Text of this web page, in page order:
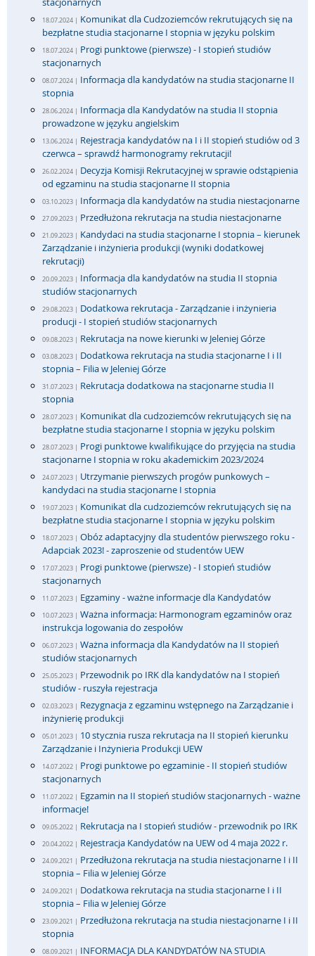
18.07.2024 | Komunikat dla Cudzoziemców rekrutujących się na
bezpłatne studia stacjonarne I stopnia w języku polskim
18.07.2024 | Progi punktowe (pierwsze) - I stopień studiów
stacjonarnych
08.07.2024 | Informacja dla kandydatów na studia stacjonarne II
stopnia
28.06.2024 | Informacja dla Kandydatów na studia II stopnia
prowadzone w języku angielskim
13.06.2024 | Rejestracja kandydatów na I i II stopień studiów od 3
czerwca – sprawdź harmonogramy rekrutacji!
26.02.2024 | Decyzja Komisji Rekrutacyjnej w sprawie odstąpienia
od egzaminu na studia stacjonarne II stopnia
03.10.2023 | Informacja dla kandydatów na studia niestacjonarne
27.09.2023 | Przedłużona rekrutacja na studia niestacjonarne
21.09.2023 | Kandydaci na studia stacjonarne I stopnia – kierunek
Zarządzanie i inżynieria produkcji (wyniki dodatkowej
rekrutacji)
20.09.2023 | Informacja dla kandydatów na studia II stopnia
studiów stacjonarnych
29.08.2023 | Dodatkowa rekrutacja - Zarządzanie i inżynieria
producji - I stopień studiów stacjonarnych
09.08.2023 | Rekrutacja na nowe kierunki w Jeleniej Górze
03.08.2023 | Dodatkowa rekrutacja na studia stacjonarne I i II
stopnia – Filia w Jeleniej Górze
31.07.2023 | Rekrutacja dodatkowa na stacjonarne studia II
stopnia
28.07.2023 | Komunikat dla cudzoziemców rekrutujących się na
bezpłatne studia stacjonarne I stopnia w języku polskim
28.07.2023 | Progi punktowe kwalifikujące do przyjęcia na studia
stacjonarne I stopnia w roku akademickim 2023/2024
24.07.2023 | Utrzymanie pierwszych progów punkowych –
kandydaci na studia stacjonarne I stopnia
19.07.2023 | Komunikat dla cudzoziemców rekrutujących się na
bezpłatne studia stacjonarne I stopnia w języku polskim
18.07.2023 | Obóz adaptacyjny dla studentów pierwszego roku -
Adapciak 2023! - zaproszenie od studentów UEW
17.07.2023 | Progi punktowe (pierwsze) - I stopień studiów
stacjonarnych
11.07.2023 | Egzaminy - ważne informacje dla Kandydatów
10.07.2023 | Ważna informacja: Harmonogram egzaminów oraz
instrukcja logowania do zespołów
06.07.2023 | Ważna informacja dla Kandydatów na II stopień
studiów stacjonarnych
25.05.2023 | Przewodnik po IRK dla kandydatów na I stopień
studiów - ruszyła rejestracja
02.03.2023 | Rezygnacja z egzaminu wstępnego na Zarządzanie i
inżynierię produkcji
05.01.2023 | 10 stycznia rusza rekrutacja na II stopień kierunku
Zarządzanie i Inżynieria Produkcji UEW
14.07.2022 | Progi punktowe po egzaminie - II stopień studiów
stacjonarnych
11.07.2022 | Egzamin na II stopień studiów stacjonarnych - ważne
informacje!
09.05.2022 | Rekrutacja na I stopień studiów - przewodnik po IRK
20.04.2022 | Rejestracja Kandydatów na UEW od 4 maja 2022 r.
24.09.2021 | Przedłużona rekrutacja na studia niestacjonarne I i II
stopnia – Filia w Jeleniej Górze
24.09.2021 | Dodatkowa rekrutacja na studia stacjonarne I i II
stopnia – Filia w Jeleniej Górze
23.09.2021 | Przedłużona rekrutacja na studia niestacjonarne I i II
stopnia
08.09.2021 | INFORMACJA DLA KANDYDATÓW NA STUDIA